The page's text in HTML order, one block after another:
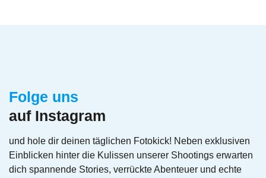
Folge uns
auf Instagram
und hole dir deinen täglichen Fotokick! Neben exklusiven
Einblicken hinter die Kulissen unserer Shootings erwarten
dich spannende Stories, verrückte Abenteuer und echte